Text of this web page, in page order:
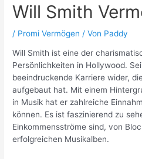
Will Smith
/ Promi Vermögen / Von Paddy
Will Smith ist eine der
Persönlichkeiten in Hollywood.
beeindruckende Karriere wider,
aufgebaut hat. Mit einem
in Musik hat er zahlreiche
können. Es ist faszinierend zu
Einkommensströme sind, von
erfolgreichen Musikalben.